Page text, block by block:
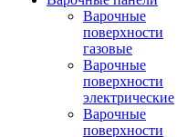
Варочные
поверхности
газовые
Варочные
поверхности
электрические
Варочные
поверхности